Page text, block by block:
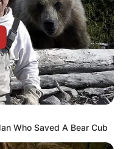
นสมบัติประจำชาติและ
าล
topic/316390
Who Saved A Bear Cub